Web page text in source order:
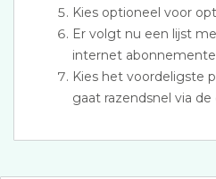
Kies optioneel voor
Er volgt nu een lijst
internet
Kies het voordeligste
gaat razendsnel via